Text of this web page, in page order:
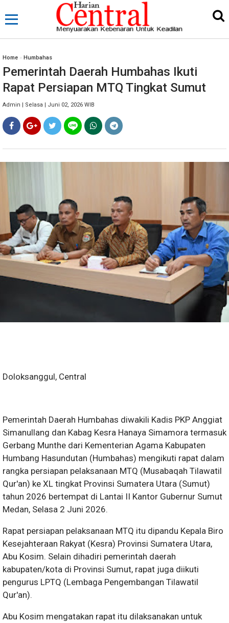
Home » Humbahas
Pemerintah Daerah Humbahas Ikuti
Rapat Persiapan MTQ Tingkat Sumut
Admin | Selasa | Juni 02, 2026 WIB
Doloksanggul, Central
Pemerintah Daerah Humbahas diwakili Kadis PKP Anggiat
Simanullang dan Kabag Kesra Hanaya Simamora termasuk
Gerbang Munthe dari Kementerian Agama Kabupaten
Humbang Hasundutan (Humbahas) mengikuti rapat dalam
rangka persiapan pelaksanaan MTQ (Musabaqah Tilawatil
Qur'an) ke XL tingkat Provinsi Sumatera Utara (Sumut)
tahun 2026 bertempat di Lantai II Kantor Gubernur Sumut
Medan, Selasa 2 Juni 2026.
Rapat persiapan pelaksanaan MTQ itu dipandu Kepala Biro
Kesejahteraan Rakyat (Kesra) Provinsi Sumatera Utara,
Abu Kosim. Selain dihadiri pemerintah daerah
kabupaten/kota di Provinsi Sumut, rapat juga diikuti
pengurus LPTQ (Lembaga Pengembangan Tilawatil
Qur'an).
Abu Kosim mengatakan rapat itu dilaksanakan untuk